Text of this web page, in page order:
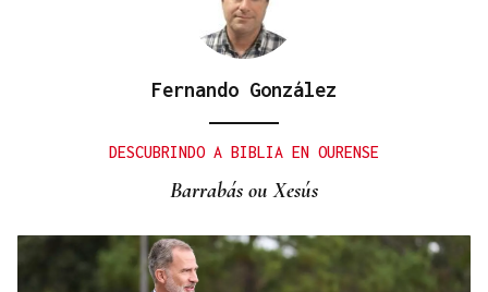
Gaseosas Roca, medio siglo creciendo junto a
Fernando González
DESCUBRINDO A BIBLIA EN OURENSE
Barrabás ou Xesús